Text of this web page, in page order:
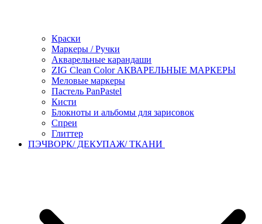
Краски
Маркеры / Ручки
Акварельные карандаши
ZIG Clean Color АКВАРЕЛЬНЫЕ МАРКЕРЫ
Меловые маркеры
Пастель PanPastel
Кисти
Блокноты и альбомы для зарисовок
Спреи
Глиттер
ПЭЧВОРК/ ДЕКУПАЖ/ ТКАНИ